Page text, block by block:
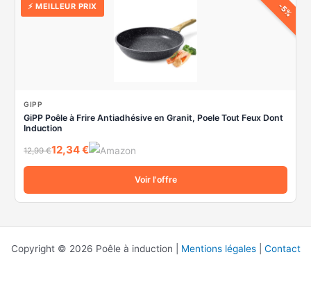
-5%
⚡ MEILLEUR PRIX
GIPP
GiPP Poêle à Frire Antiadhésive en Granit, Poele Tout Feux Dont
Induction
12,99 €12,34 €
Voir l'offre
Copyright © 2026 Poêle à induction | Mentions légales| Contact